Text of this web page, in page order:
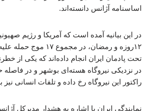
اساسنامه آژانس دانسته‌اند.
در این بیانیه آمده است که آمریکا و رژیم
۱۲روزه و رمضان، در
تحت پادمان ایران انجام داده‌اند که یکی از
راکتور این نیروگاه رخ داده و تلفات انسانی
نمایندگی ایران با اشاره به هشدار مدیرکل